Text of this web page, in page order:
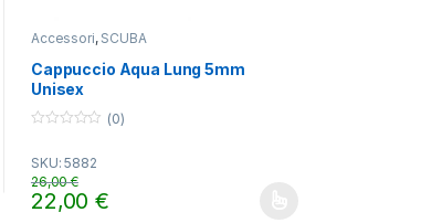
Accessori, SCUBA
Cappuccio Aqua Lung 5mm
Unisex
u
t
o
f
(0)
SKU: 5882
22,00€
26,00€
Questo prodotto ha più varianti. Le opzioni possono